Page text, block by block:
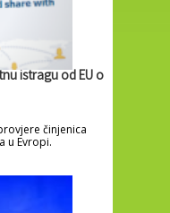
istragu od EU o
činjenica
u Evropi.